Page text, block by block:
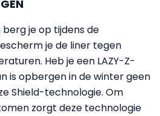
je op tijdens de
je de liner tegen
Heb je een LAZY-Z-
is opbergen in de winter geen
Shield-technologie. Om
zorgt deze technologie